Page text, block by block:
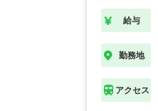
給与
勤務地
アクセス